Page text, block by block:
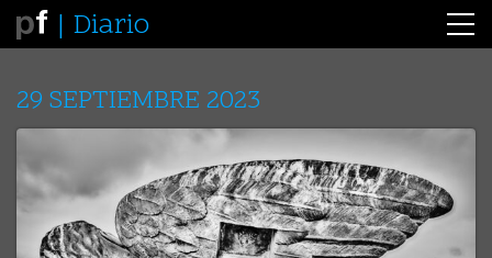
Diario
29 SEPTIEMBRE 2023